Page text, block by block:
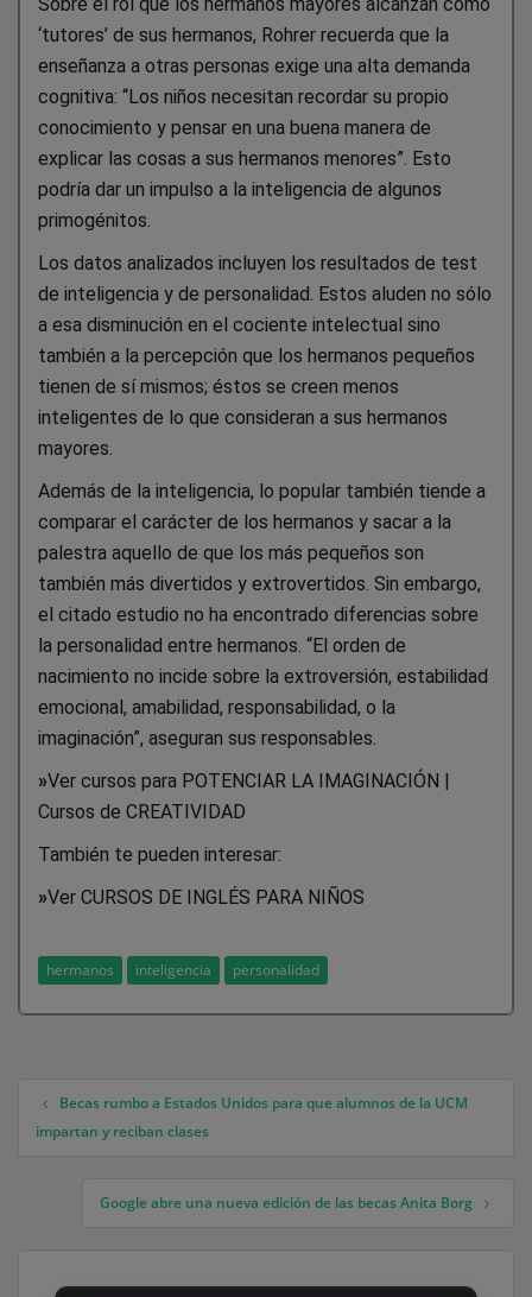
‘tutores’ de sus hermanos, Rohrer recuerda que la
enseñanza a otras personas exige una alta demanda
cognitiva: “Los niños necesitan recordar su propio
conocimiento y pensar en una buena manera de
explicar las cosas a sus hermanos menores”. Esto
podría dar un impulso a la inteligencia de algunos
primogénitos.
Los datos analizados incluyen los resultados de test
de inteligencia y de personalidad. Estos aluden no sólo
a esa disminución en el cociente intelectual sino
también a la percepción que los hermanos pequeños
tienen de sí mismos; éstos se creen menos
inteligentes de lo que consideran a sus hermanos
mayores.
Además de la inteligencia, lo popular también tiende a
comparar el carácter de los hermanos y sacar a la
palestra aquello de que los más pequeños son
también más divertidos y extrovertidos. Sin embargo,
el citado estudio no ha encontrado diferencias sobre
la personalidad entre hermanos. “El orden de
nacimiento no incide sobre la extroversión, estabilidad
emocional, amabilidad, responsabilidad, o la
imaginación”, aseguran sus responsables.
»Ver cursos para POTENCIAR LA IMAGINACIÓN |
Cursos de CREATIVIDAD
También te pueden interesar:
»Ver CURSOS DE INGLÉS PARA NIÑOS
hermanos inteligencia personalidad
Navegación de entradas
Becas rumbo a Estados Unidos para que alumnos de la UCM
impartan y reciban clases
Google abre una nueva edición de las becas Anita Borg